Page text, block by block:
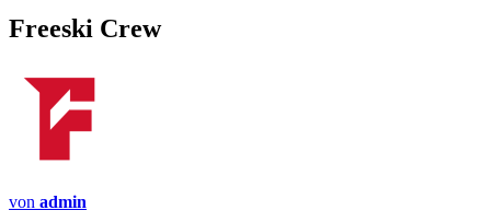
Freeski Crew
von admin